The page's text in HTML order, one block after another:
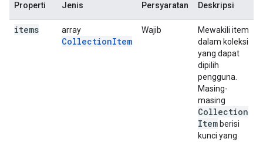
Properti Jenis Persyaratan Deskripsi
items array
CollectionItem
Wajib
Mewakili item
dalam koleksi
yang dapat
dipilih
pengguna.
Masing-
masing
Collection
Item berisi
kunci yang